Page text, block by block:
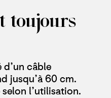
toujours
d’un câble
jusqu’à 60 cm.
l’utilisation.